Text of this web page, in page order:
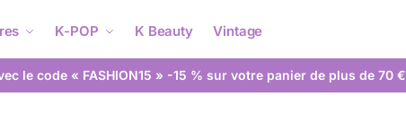
K-POP K Beauty Vintage
le code « FASHION15 » -15 % sur votre panier de plus de 70 €